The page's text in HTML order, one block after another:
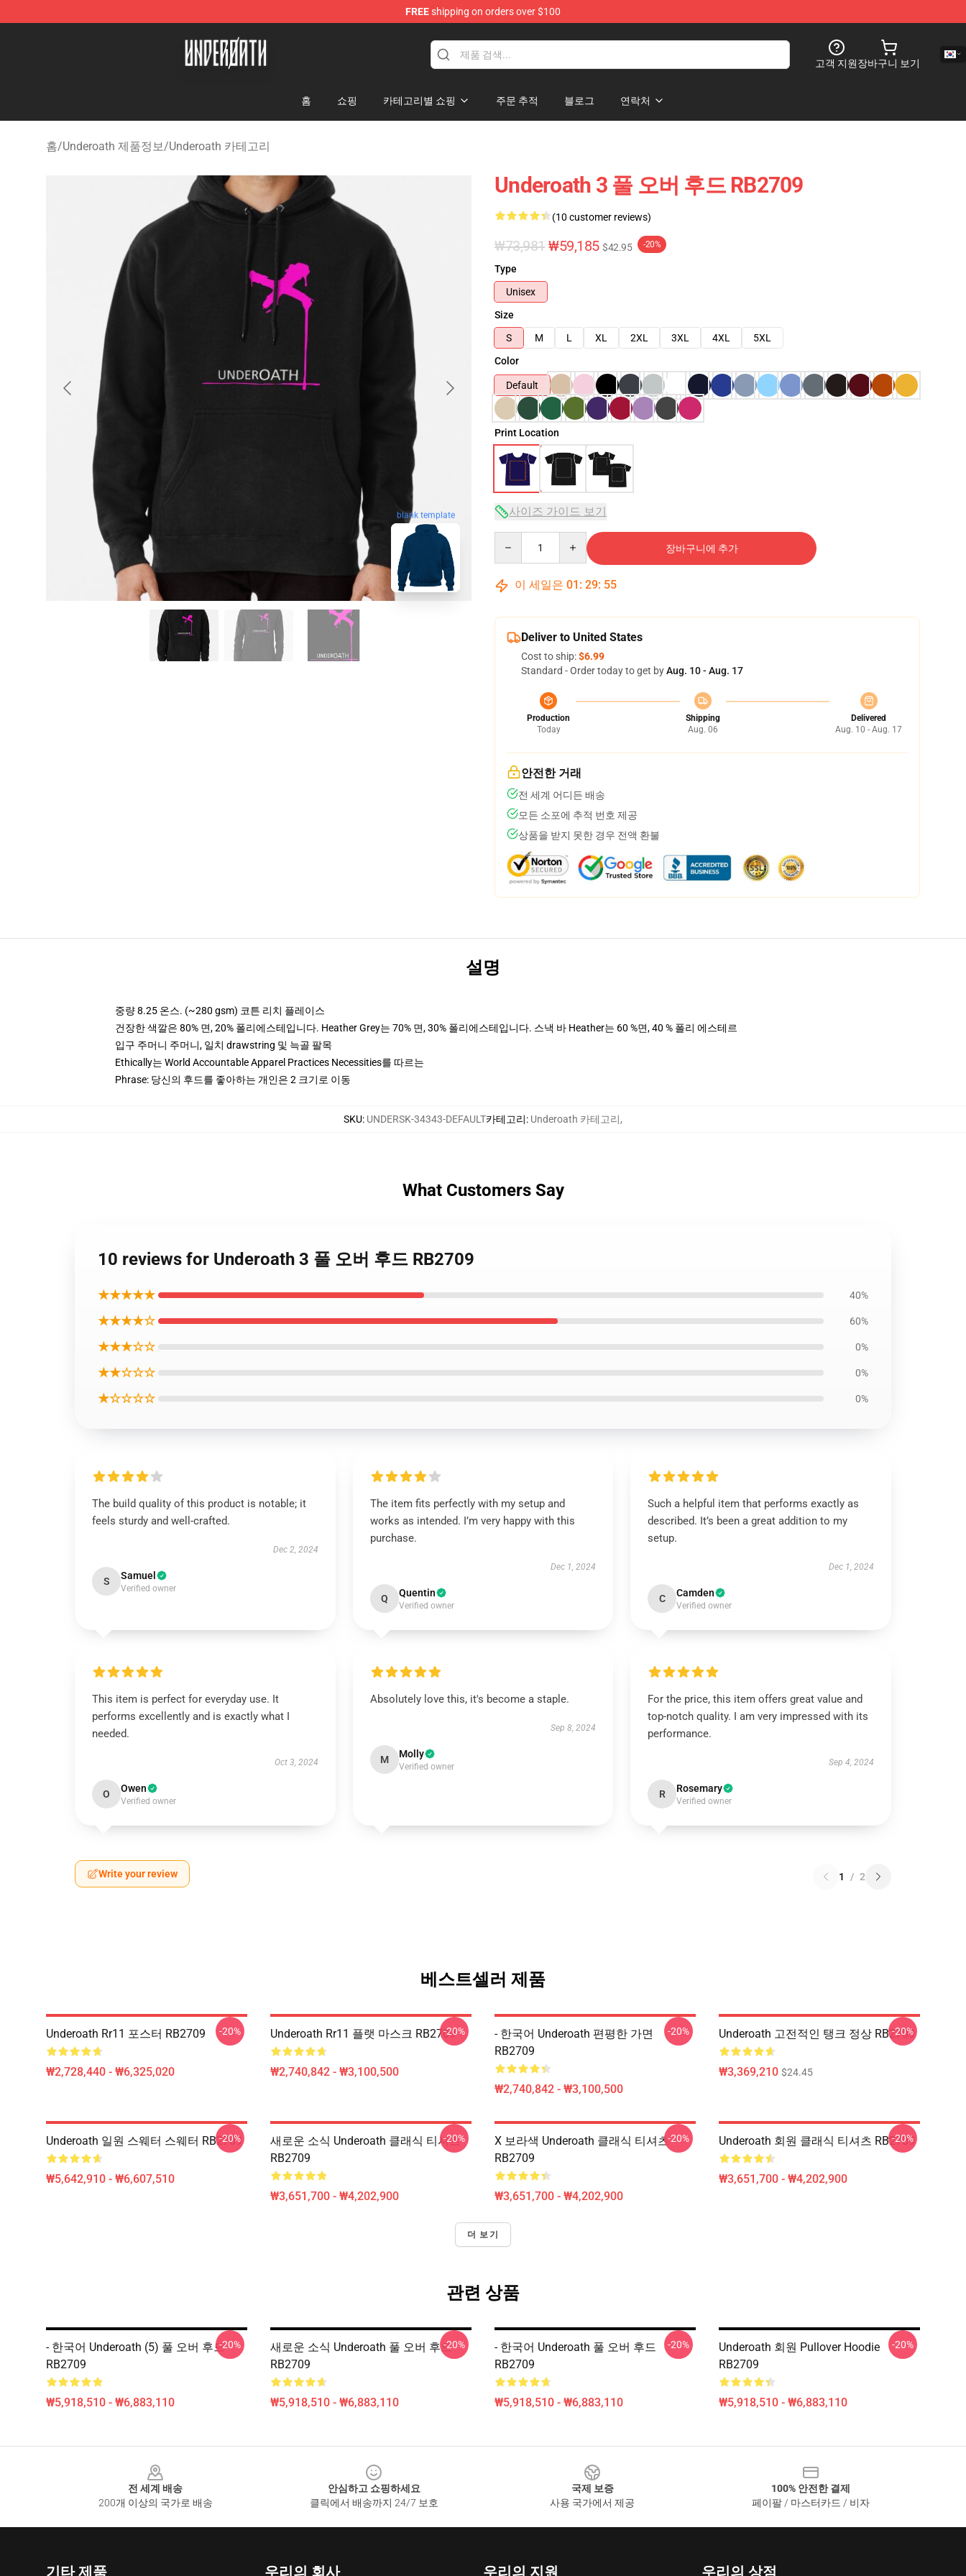
FREEshipping on orders over $100
Underoath Store - Official Underoath Merchandise Shop
고객 지원장바구니 보기
홈 쇼핑 카테고리별 쇼핑 주문 추적 블로그 연락처
홈/Underoath 제품정보/Underoath 카테고리
blank template
Underoath 3 풀 오버 후드 RB2709
(10 customer reviews)
₩73,981 ₩59,185 $42.95 -20%
Type
Unisex
Size
S
M L XL 2XL 3XL 4XL
5XL
Color
Default
Print Location
사이즈 가이드 보기
장바구니에 추가
이 세일은 01 : 29: 54
Deliver to United States
Cost to ship:$6.99
Standard - Order today to get byAug. 10 - Aug. 17
Production
Today
Shipping
Aug. 06
Delivered
Aug. 10 - Aug. 17
안전한 거래
전 세계 어디든 배송
모든 소포에 추적 번호 제공
상품을 받지 못한 경우 전액 환불
설명
중량 8.25 온스. (~280 gsm) 코튼 리치 플레이스
건장한 색깔은 80% 면, 20% 폴리에스테입니다. Heather Grey는 70% 면, 30% 폴리에스테입니다. 스낵 바 Heather는 60 %면, 40 % 폴리 에스테르
입구 주머니 주머니, 일치 drawstring 및 늑골 팔목
Ethically는 World Accountable Apparel Practices Necessities를 따르는
Phrase: 당신의 후드를 좋아하는 개인은 2 크기로 이동
SKU: UNDERSK-34343-DEFAULT카테고리: Underoath 카테고리,
What Customers Say
10 reviews for Underoath 3 풀 오버 후드 RB2709
★★★★★ 40%
★★★★☆ 60%
★★★☆☆ 0%
★★☆☆☆ 0%
★☆☆☆☆ 0%
The build quality of this product is notable; it
feels sturdy and well-crafted.
Dec 2, 2024
S Samuel
Verified owner
The item fits perfectly with my setup and
works as intended. I’m very happy with this
purchase.
Dec 1, 2024
Q Quentin
Verified owner
Such a helpful item that performs exactly as
described. It’s been a great addition to my
setup.
Dec 1, 2024
C Camden
Verified owner
This item is perfect for everyday use. It
performs excellently and is exactly what I
needed.
Oct 3, 2024
O Owen
Verified owner
Absolutely love this, it's become a staple.
Sep 8, 2024
M Molly
Verified owner
For the price, this item offers great value and
top-notch quality. I am very impressed with its
performance.
Sep 4, 2024
R Rosemary
Verified owner
Write your review 1 / 2
베스트셀러 제품
Underoath Rr11 포스터 RB2709
₩2,728,440 - ₩6,325,020
-20% Underoath Rr11 플랫 마스크 RB2709
₩2,740,842 - ₩3,100,500
-20%
- 한국어 Underoath 편평한 가면
RB2709
₩2,740,842 - ₩3,100,500
-20% Underoath 고전적인 탱크 정상 RB2709
₩3,369,210 $24.45
-20%
Underoath 일원 스웨터 스웨터 RB2709
₩5,642,910 - ₩6,607,510
-20%
새로운 소식 Underoath 클래식 티셔츠
RB2709
₩3,651,700 - ₩4,202,900
-20%
X 보라색 Underoath 클래식 티셔츠
RB2709
₩3,651,700 - ₩4,202,900
-20% Underoath 회원 클래식 티셔츠 RB2709
₩3,651,700 - ₩4,202,900
-20%
더 보기
관련 상품
- 한국어 Underoath (5) 풀 오버 후드
RB2709
₩5,918,510 - ₩6,883,110
-20%
새로운 소식 Underoath 풀 오버 후드
RB2709
₩5,918,510 - ₩6,883,110
-20%
- 한국어 Underoath 풀 오버 후드
RB2709
₩5,918,510 - ₩6,883,110
-20%
Underoath 회원 Pullover Hoodie
RB2709
₩5,918,510 - ₩6,883,110
-20%
전 세계 배송
200개 이상의 국가로 배송
안심하고 쇼핑하세요
클릭에서 배송까지 24/7 보호
국제 보증
사용 국가에서 제공
100% 안전한 결제
페이팔 / 마스터카드 / 비자
기타 제품 우리의 회사 우리의 지원 우리의 상점